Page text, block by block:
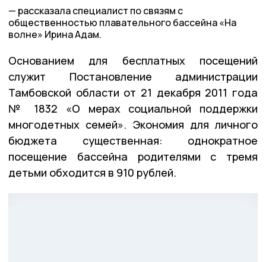
рассказала специалист по связям с
общественностью плавательного бассейна «На
волне» Ирина Адам.
Основанием для бесплатных посещений
служит Постановление администрации
Тамбовской области от 21 декабря 2011 года
№ 1832 «О мерах социальной поддержки
многодетных семей». Экономия для личного
бюджета существенная: однократное
посещение бассейна родителями с тремя
детьми обходится в 910 рублей.